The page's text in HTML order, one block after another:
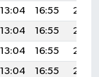
13:04 16:55
20:15
13:04 16:55
20:16
13:04 16:55
20:17
13:04 16:55
20:18